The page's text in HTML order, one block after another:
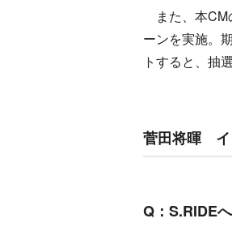
また、本CM
ーンを実施。
トすると、抽
菅田将暉 イ
Q：S.RIDE